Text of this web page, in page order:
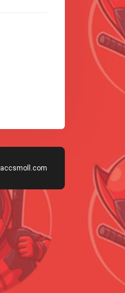
accsmoll.com